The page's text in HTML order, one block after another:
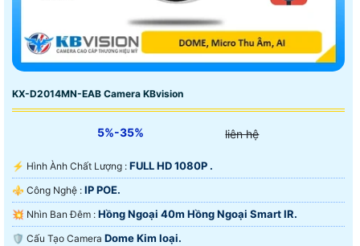
KX-D2014MN-EAB Camera KBvision
5%-35% liên hệ
️⚡ Hình Ành Chất Lượng : FULL HD 1080P .
⚜️ Công Nghệ : IP POE.
💥 Nhìn Ban Đêm : Hồng Ngoại 40m Hồng Ngoại Smart IR.
🛡 Cấu Tạo Camera Dome Kim loại.